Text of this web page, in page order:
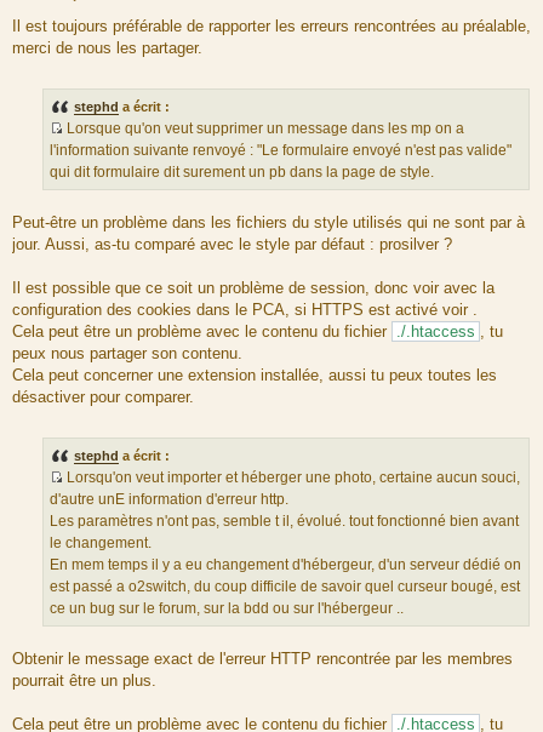
s
s
Il est toujours préférable de rapporter les erreurs rencontrées au préalable,
merci de nous les partager.
stephd a écrit :
S
o
u
c
e
u
m
e
s
s
a
e
Lorsque qu'on veut supprimer un message dans les mp on a
l'information suivante renvoyé : "Le formulaire envoyé n'est pas valide"
qui dit formulaire dit surement un pb dans la page de style.
Peut-être un problème dans les fichiers du style utilisés qui ne sont par à
jour. Aussi, as-tu comparé avec le style par défaut : prosilver ?
Il est possible que ce soit un problème de session, donc voir avec la
configuration des cookies dans le PCA, si HTTPS est activé voir .
Cela peut être un problème avec le contenu du fichier ./.htaccess , tu
peux nous partager son contenu.
Cela peut concerner une extension installée, aussi tu peux toutes les
désactiver pour comparer.
stephd a écrit :
S
o
u
r
c
e
d
m
e
Lorsqu'on veut importer et héberger une photo, certaine aucun souci,
d'autre unE information d'erreur http.
Les paramètres n'ont pas, semble t il, évolué. tout fonctionné bien avant
le changement.
En mem temps il y a eu changement d'hébergeur, d'un serveur dédié on
est passé a o2switch, du coup difficile de savoir quel curseur bougé, est
ce un bug sur le forum, sur la bdd ou sur l'hébergeur ..
Obtenir le message exact de l'erreur HTTP rencontrée par les membres
pourrait être un plus.
Cela peut être un problème avec le contenu du fichier ./.htaccess , tu